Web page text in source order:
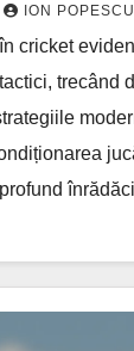
ION POPESCU
cricket
trecând